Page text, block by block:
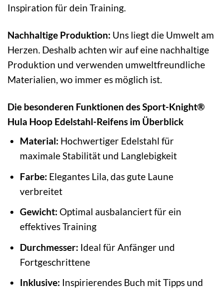
Inspiration für dein Training.
Nachhaltige Produktion: Uns liegt die Umwelt am
Herzen. Deshalb achten wir auf eine nachhaltige
Produktion und verwenden umweltfreundliche
Materialien, wo immer es möglich ist.
Die besonderen Funktionen des Sport-Knight®
Hula Hoop Edelstahl-Reifens im Überblick
Material: Hochwertiger Edelstahl für
maximale Stabilität und Langlebigkeit
Farbe: Elegantes Lila, das gute Laune
verbreitet
Gewicht: Optimal ausbalanciert für ein
effektives Training
Durchmesser: Ideal für Anfänger und
Fortgeschrittene
Inklusive: Inspirierendes Buch mit Tipps und